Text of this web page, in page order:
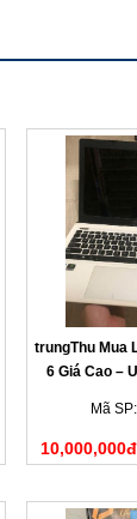
trungThu Mua
6 Giá Cao –
Mã
10,000,000đ